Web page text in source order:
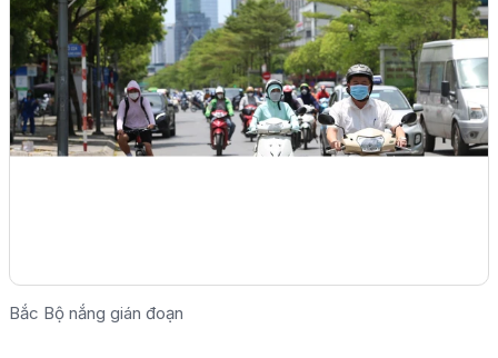
Bắc Bộ nắng gián đoạn